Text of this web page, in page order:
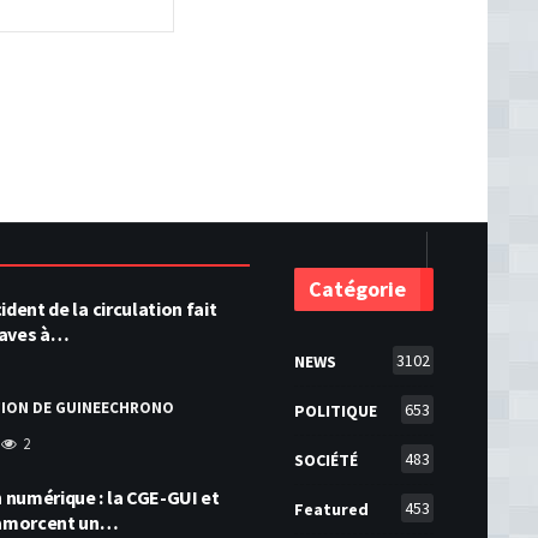
de la circulation fait
à…
DE GUINEECHRONO
2
: la CGE-GUI et
un…
Catégorie
NEWS 3102
POLITIQUE 653
SOCIÉTÉ 483
Featured 453